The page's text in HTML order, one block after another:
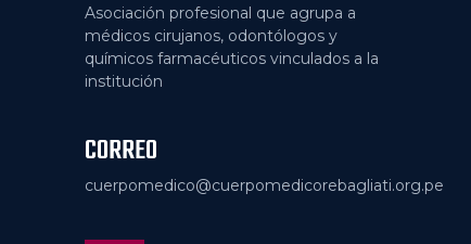
Asociación profesional que agrupa a
médicos cirujanos, odontólogos y
químicos farmacéuticos vinculados a la
institución
CORREO
cuerpomedico@cuerpomedicorebagliati.org.pe